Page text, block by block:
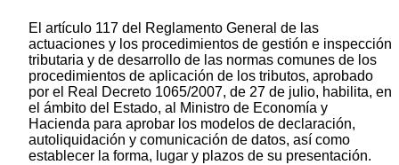
El artículo 117 del Reglamento General de las
actuaciones y los procedimientos de gestión e inspección
tributaria y de desarrollo de las normas comunes de los
procedimientos de aplicación de los tributos, aprobado
por el Real Decreto 1065/2007, de 27 de julio, habilita, en
el ámbito del Estado, al Ministro de Economía y
Hacienda para aprobar los modelos de declaración,
autoliquidación y comunicación de datos, así como
establecer la forma, lugar y plazos de su presentación.